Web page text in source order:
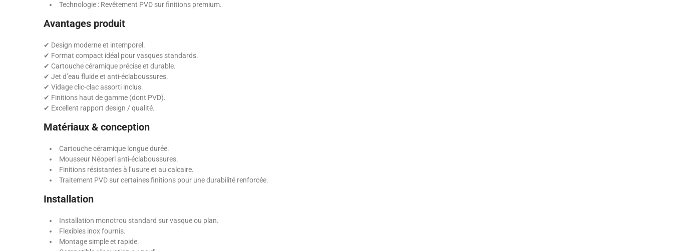
Technologie : Revêtement PVD sur finitions premium.
Avantages produit
✔ Design moderne et intemporel.
✔ Format compact idéal pour vasques standards.
✔ Cartouche céramique précise et durable.
✔ Jet d’eau fluide et anti-éclaboussures.
✔ Vidage clic-clac assorti inclus.
✔ Finitions haut de gamme (dont PVD).
✔ Excellent rapport design / qualité.
Matériaux & conception
Cartouche céramique longue durée.
Mousseur Néoperl anti-éclaboussures.
Finitions résistantes à l’usure et au calcaire.
Traitement PVD sur certaines finitions pour une durabilité renforcée.
Installation
Installation monotrou standard sur vasque ou plan.
Flexibles inox fournis.
Montage simple et rapide.